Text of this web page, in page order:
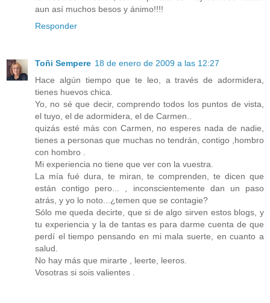
aun así muchos besos y ánimo!!!!
Responder
Toñi Sempere 18 de enero de 2009 a las 12:27
Hace algún tiempo que te leo, a través de adormidera,
tienes huevos chica.
Yo, no sé que decir, comprendo todos los puntos de vista,
el tuyo, el de adormidera, el de Carmen..
quizás esté más con Carmen, no esperes nada de nadie,
tienes a personas que muchas no tendrán, contigo ,hombro
con hombro .
Mi experiencia no tiene que ver con la vuestra.
La mía fué dura, te miran, te comprenden, te dicen que
están contigo pero... , inconscientemente dan un paso
atrás, y yo lo noto...¿temen que se contagie?
Sólo me queda decirte, que si de algo sirven estos blogs, y
tu experiencia y la de tantas es para darme cuenta de que
perdí el tiempo pensando en mi mala suerte, en cuanto a
salud.
No hay más que mirarte , leerte, leeros.
Vosotras si sois valientes .